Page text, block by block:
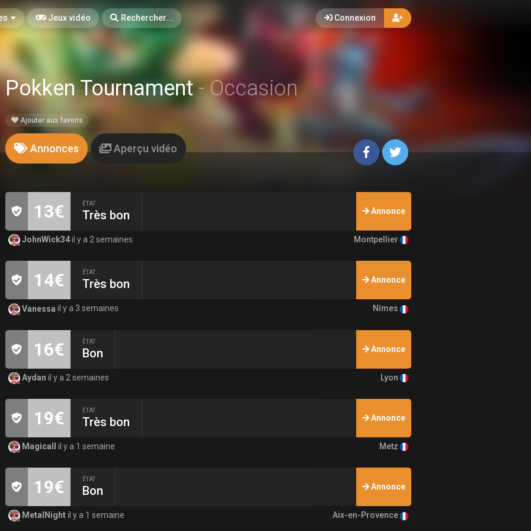
Jeux vidéo Rechercher... Connexion
Pokken Tournament- Occasion
Ajouter aux favoris
Annonces Aperçu vidéo
13€ ÉTAT
Très bon Annonce
JohnWick34il y a 2 semaines Montpellier
14€ ÉTAT
Très bon Annonce
Vanessa il y a 3 semaines Nîmes
16€ ÉTAT
Bon Annonce
Aydan il y a 2 semaines Lyon
19€ ÉTAT
Très bon Annonce
Magicall il y a 1 semaine Metz
19€ ÉTAT
Bon Annonce
MetalNightil y a 1 semaine Aix-en-Provence